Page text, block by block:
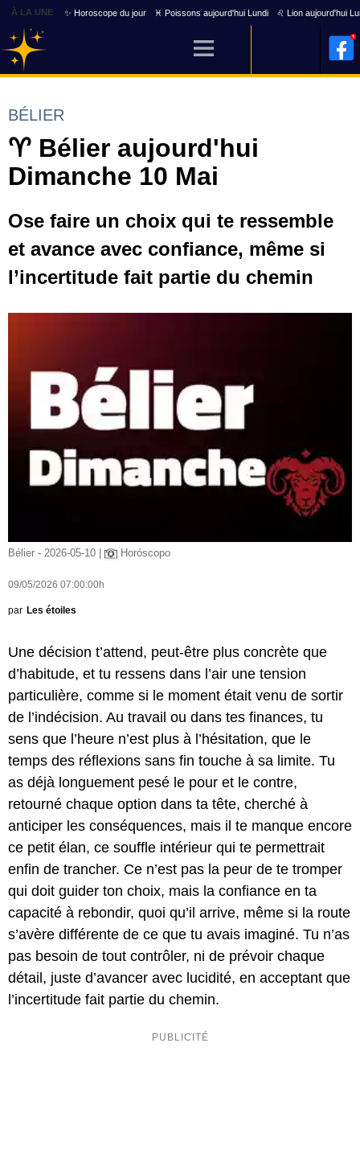
À LA UNE ✨ Horoscope du jour ♓ Poissons aujourd'hui Lundi ♌ Lion aujourd'hui
BÉLIER
♈ Bélier aujourd'hui
Dimanche 10 Mai
Ose faire un choix qui te ressemble
et avance avec confiance, même si
l’incertitude fait partie du chemin
Bélier - 2026-05-10 | Horóscopo
09/05/2026 07:00:00h
par Les étoiles
Une décision t’attend, peut-être plus concrète que
d’habitude, et tu ressens dans l’air une tension
particulière, comme si le moment était venu de sortir
de l’indécision. Au travail ou dans tes finances, tu
sens que l’heure n’est plus à l’hésitation, que le
temps des réflexions sans fin touche à sa limite. Tu
as déjà longuement pesé le pour et le contre,
retourné chaque option dans ta tête, cherché à
anticiper les conséquences, mais il te manque encore
ce petit élan, ce souffle intérieur qui te permettrait
enfin de trancher. Ce n’est pas la peur de te tromper
qui doit guider ton choix, mais la confiance en ta
capacité à rebondir, quoi qu’il arrive, même si la route
s’avère différente de ce que tu avais imaginé. Tu n’as
pas besoin de tout contrôler, ni de prévoir chaque
détail, juste d’avancer avec lucidité, en acceptant que
l’incertitude fait partie du chemin.